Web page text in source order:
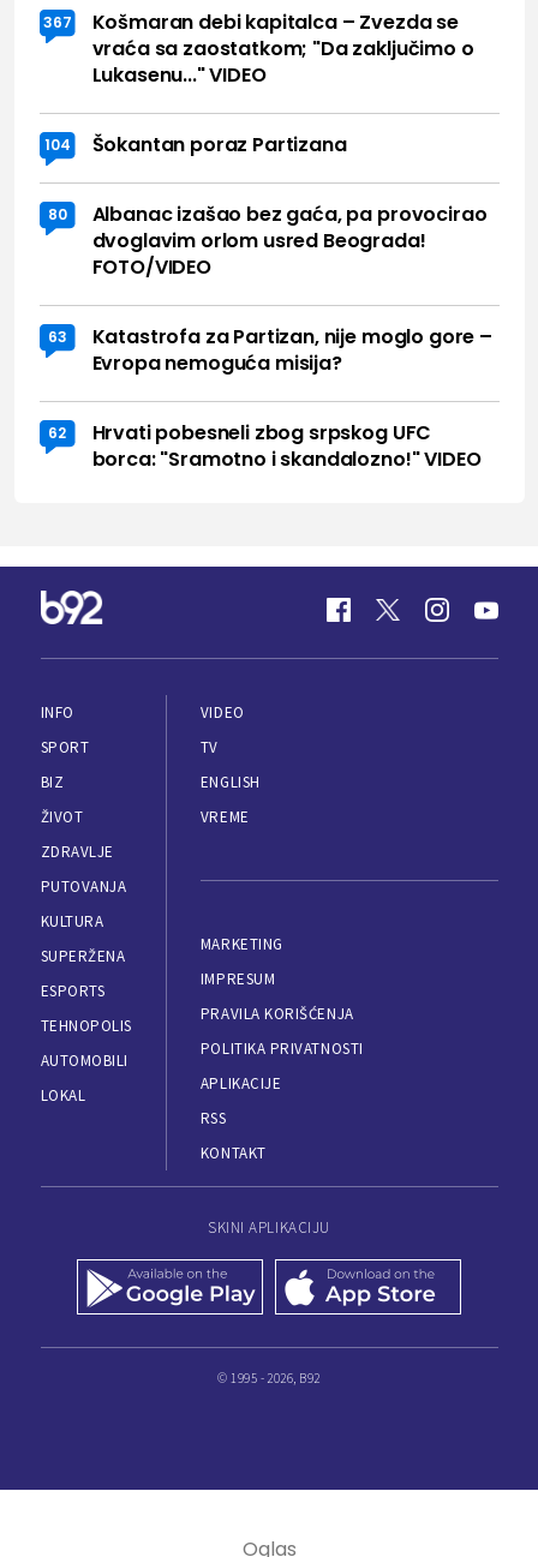
367
Košmaran debi kapitalca – Zvezda se
vraća sa zaostatkom; "Da zaključimo o
Lukasenu..." VIDEO
104 Šokantan poraz Partizana
80
Albanac izašao bez gaća, pa provocirao
dvoglavim orlom usred Beograda!
FOTO/VIDEO
63
Katastrofa za Partizan, nije moglo gore –
Evropa nemoguća misija?
62
Hrvati pobesneli zbog srpskog UFC
borca: "Sramotno i skandalozno!" VIDEO
INFO
SPORT
BIZ
ŽIVOT
ZDRAVLJE
PUTOVANJA
KULTURA
SUPERŽENA
ESPORTS
TEHNOPOLIS
AUTOMOBILI
LOKAL
VIDEO
TV
ENGLISH
VREME
MARKETING
IMPRESUM
PRAVILA KORIŠĆENJA
POLITIKA PRIVATNOSTI
APLIKACIJE
RSS
KONTAKT
SKINI APLIKACIJU
© 1995 - 2026, B92